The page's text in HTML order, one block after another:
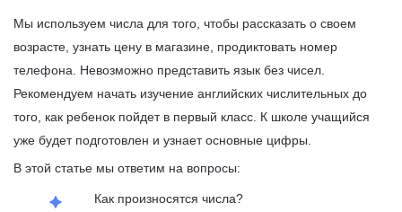
Мы используем числа для того, чтобы рассказать о своем
возрасте, узнать цену в магазине, продиктовать номер
телефона. Невозможно представить язык без чисел.
Рекомендуем начать изучение английских числительных до
того, как ребенок пойдет в первый класс. К школе учащийся
уже будет подготовлен и узнает основные цифры.
В этой статье мы ответим на вопросы:
Как произносятся числа?